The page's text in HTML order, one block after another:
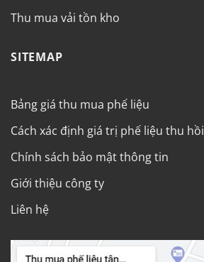
Thu mua vải tồn kho
SITEMAP
Bảng giá thu mua phế liệu
Cách xác định giá trị phế liệu thu hồi
Chính sách bảo mật thông tin
Giới thiệu công ty
Liên hệ